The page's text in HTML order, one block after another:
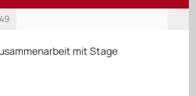
mit Stage